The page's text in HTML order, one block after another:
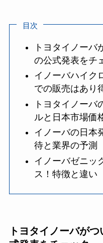
目次
トヨタイノーバ
の公式発表をチ
イノーバハイク
での販売はあり
トヨタイノーバ
ルと日本市場価
イノーバの日本
待と業界の予測
イノーバゼニッ
ス！特徴と違い
トヨタイノーバが